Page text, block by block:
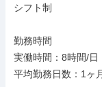
シフト制
勤務時間
実働時間：8時間/日
平均勤務日数：1ヶ